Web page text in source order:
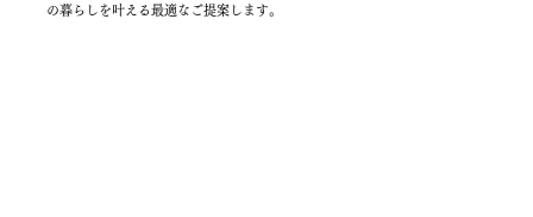
の暮らしを叶える最適なご提案します。